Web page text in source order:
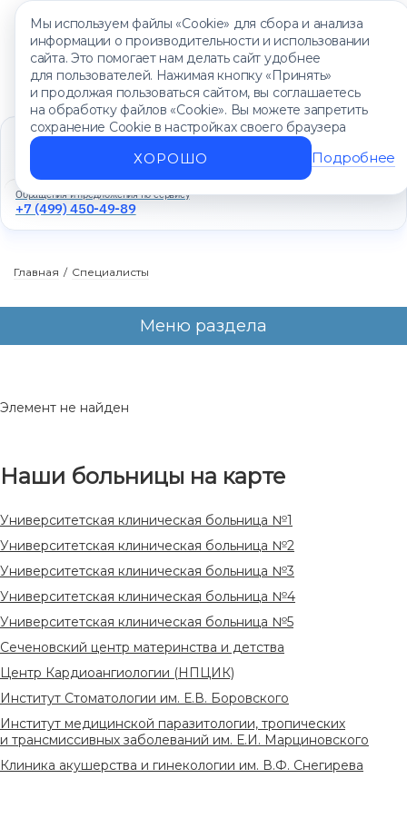
Мы используем файлы «Cookie» для сбора и анализа
информации о производительности и использовании
сайта. Это помогает нам делать сайт удобнее
для пользователей. Нажимая кнопку «Принять»
и продолжая пользоваться сайтом, вы соглашаетесь
на обработку файлов «Cookie». Вы можете запретить
сохранение Cookie в настройках своего браузера
ХОРОШО Подробнее
Единый контакт-центр
+7 (499) 450-88-89
Ежедневно с 8:00 до 20:00
Обращения и предложения по сервису
+7 (499) 450-49-89
Главная / Специалисты
Элемент не найден
Наши больницы на карте
Университетская клиническая больница №1
Университетская клиническая больница №2
Университетская клиническая больница №3
Университетская клиническая больница №4
Университетская клиническая больница №5
Сеченовский центр материнства и детства
Центр Кардиоангиологии (НПЦИК)
Институт Стоматологии им. Е.В. Боровского
Институт медицинской паразитологии, тропических
и трансмиссивных заболеваний им. Е.И. Марциновского
Клиника акушерства и гинекологии им. В.Ф. Снегирева
Меню раздела